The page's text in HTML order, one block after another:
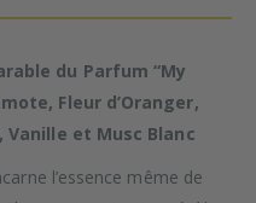
du Parfum “My
Fleur d’Oranger,
Vanille et Musc Blanc
l’essence même de